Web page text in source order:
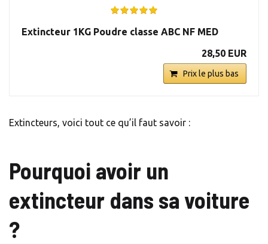
Extincteur 1KG Poudre classe ABC NF MED
28,50 EUR
Prix le plus bas
Extincteurs, voici tout ce qu’il faut savoir :
Pourquoi avoir un
extincteur dans sa voiture
?